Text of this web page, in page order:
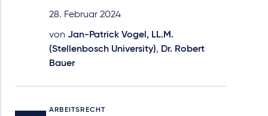
28. Februar 2024
von Jan-Patrick Vogel, LL.M.
(Stellenbosch University), Dr. Robert
Bauer
ARBEITSRECHT